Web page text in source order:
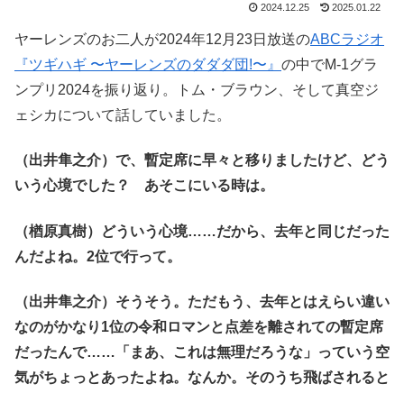
2024.12.25 2025.01.22
ヤーレンズのお二人が2024年12月23日放送のABCラジオ
『ツギハギ 〜ヤーレンズのダダダ団!〜』 の中でM-1グラ
ンプリ2024を振り返り。トム・ブラウン、そして真空ジ
ェシカについて話していました。
（出井隼之介）で、暫定席に早々と移りましたけど、どう
いう心境でした？ あそこにいる時は。
（楢原真樹）どういう心境……だから、去年と同じだった
んだよね。2位で行って。
（出井隼之介）そうそう。ただもう、去年とはえらい違い
なのがかなり1位の令和ロマンと点差を離されての暫定席
だったんで……「まあ、これは無理だろうな」っていう空
気がちょっとあったよね。なんか。そのうち飛ばされると